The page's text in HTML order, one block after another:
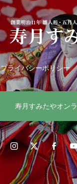
プライバシーポリシー
寿月すみたやオン